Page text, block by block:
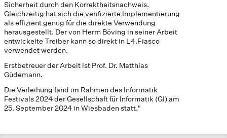
Sicherheit durch den Korrektheitsnachweis.
Gleichzeitig hat sich die verifizierte Implementierung
als effizient genug für die direkte Verwendung
herausgestellt. Der von Herrn Böving in seiner Arbeit
entwickelte Treiber kann so direkt in L4.Fiasco
verwendet werden.
Erstbetreuer der Arbeit ist Prof. Dr. Matthias
Güdemann.
Die Verleihung fand im Rahmen des Informatik
Festivals 2024 der Gesellschaft für Informatik (GI) am
25. September 2024 in Wiesbaden statt."